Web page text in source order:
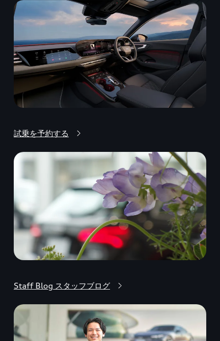
試乗を予約する
Staff Blog スタッフブログ